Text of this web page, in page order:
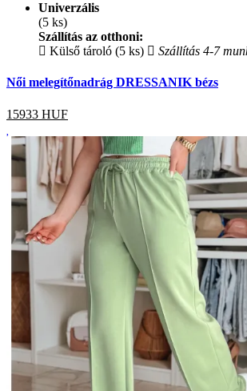
Univerzális
(5 ks)
Szállítás az otthoni:
Külső tároló (5 ks)
Szállítás 4-7
Női melegítőnadrág DRESSANIK bézs
15933 HUF